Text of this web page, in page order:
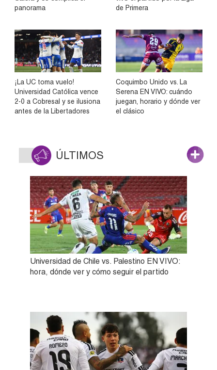
panorama
de Primera
¡La UC toma vuelo!
Universidad Católica vence
2-0 a Cobresal y se ilusiona
antes de la Libertadores
Coquimbo Unido vs. La
Serena EN VIVO: cuándo
juegan, horario y dónde ver
el clásico
ÚLTIMOS
Universidad de Chile vs. Palestino EN VIVO:
hora, dónde ver y cómo seguir el partido